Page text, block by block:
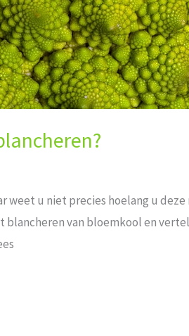
weet u ⁤niet precies hoelang u
blancheren van bloemkool en‌